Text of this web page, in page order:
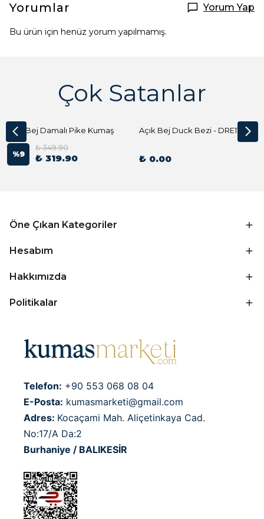
Yorumlar Yorum Yap
Bu ürün için henüz yorum yapılmamış.
Çok Satanlar
Açık Bej Damalı Pike Kumaş
%9
₺ 349.90
₺ 319.90
Açık Bej Duck Bezi - DRE1144 Kumaş Peçete
₺ 0.00
Öne Çıkan Kategoriler
Hesabım
Hakkımızda
Politikalar
Telefon: +90 553 068 08 04
E-Posta: kumasmarketi@gmail.com
Adres: Kocaçami Mah. Aliçetinkaya Cad.
No:17/A Da:2
Burhaniye / BALIKESİR